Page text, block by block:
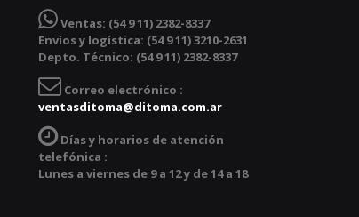
Ventas: (54 9 11) 2382-8337
Envíos y logística: (54 9 11) 3210-2631
Depto. Técnico: (54 9 11) 2382-8337
Correo electrónico :
ventasditoma@ditoma.com.ar
Días y horarios de atención
telefónica :
Lunes a viernes de 9 a 12 y de 14 a 18